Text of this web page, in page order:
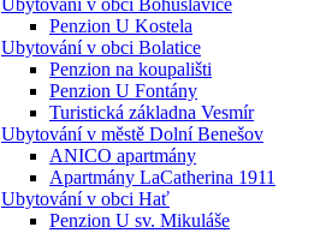
Ubytování v obci Bohuslavice
Penzion U Kostela
Ubytování v obci Bolatice
Penzion na koupališti
Penzion U Fontány
Turistická základna Vesmír
Ubytování v městě Dolní Benešov
ANICO apartmány
Apartmány LaCatherina 1911
Ubytování v obci Hať
Penzion U sv. Mikuláše